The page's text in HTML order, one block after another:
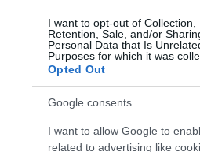
I want to opt-out of Collection,
Retention, Sale, and/or
Personal Data that Is
Purposes for which it was
Opted Out
Google consents
I want to allow Google to
related to advertising like